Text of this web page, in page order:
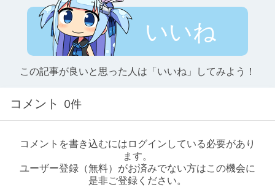
いいね
この記事が良いと思った人は「いいね」してみよう！
コメント 0件
コメントを書き込むにはログインしている必要があり
ます。
ユーザー登録（無料）がお済みでない方はこの機会に
是非ご登録ください。